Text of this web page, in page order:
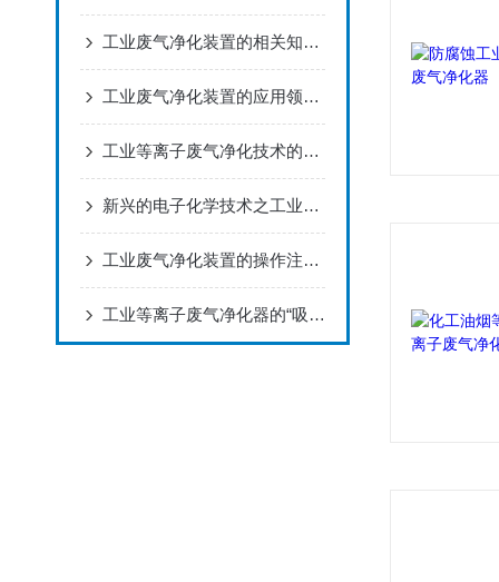
工业废气净化装置的相关知识点讲解
工业废气净化装置的应用领域非常广泛
工业等离子废气净化技术的相关知识普及
新兴的电子化学技术之工业等离子废气净化
工业废气净化装置的操作注意事项是什么？
工业等离子废气净化器的“吸附一分解一氧化”工艺